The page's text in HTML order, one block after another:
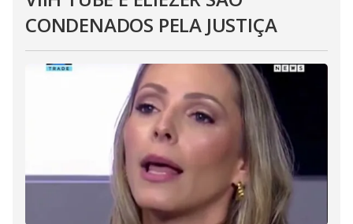
CONDENADOS PELA JUSTIÇA